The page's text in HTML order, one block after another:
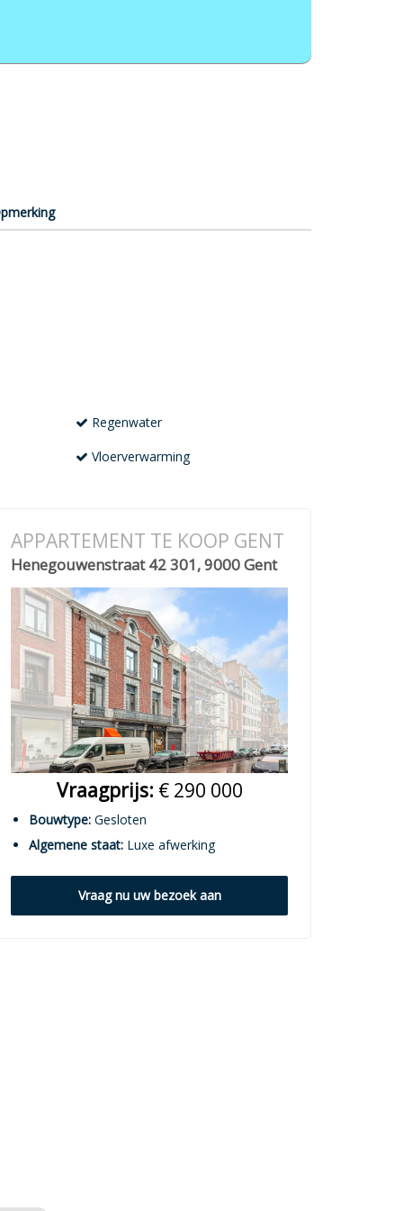
Regenwater
Vloerverwarming
APPARTEMENT TE KOOP GENT
Henegouwenstraat 42 301, 9000 Gent
Vraagprijs: € 290 000
Bouwtype: Gesloten
Algemene staat: Luxe afwerking
Vraag nu uw bezoek aan